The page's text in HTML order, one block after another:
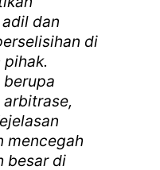
dan
di
mencegah
besar di